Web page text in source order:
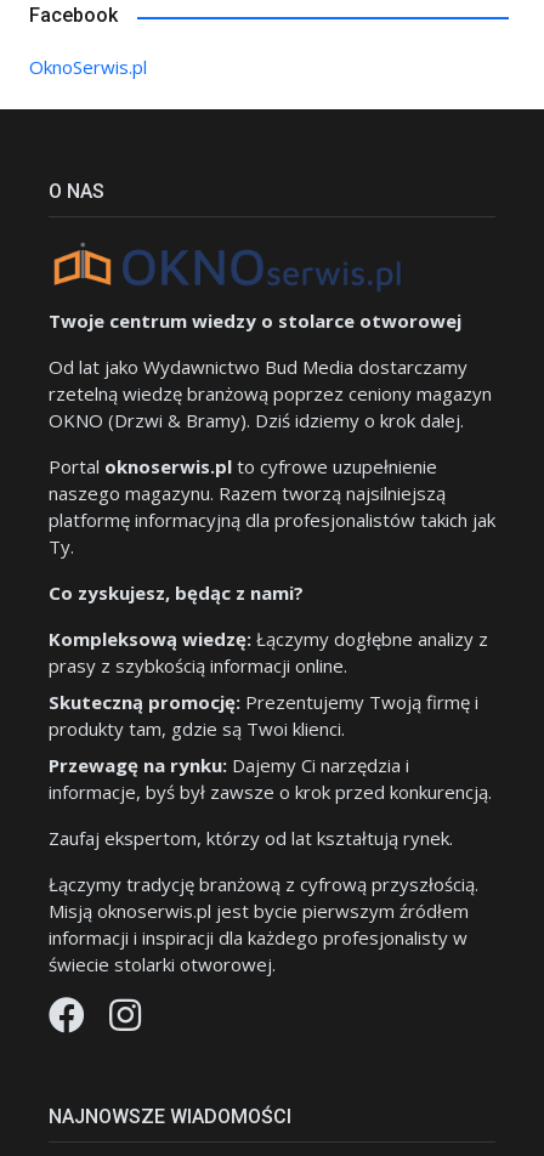
Facebook
OknoSerwis.pl
O NAS
Twoje centrum wiedzy o stolarce otworowej
Od lat jako Wydawnictwo Bud Media dostarczamy
rzetelną wiedzę branżową poprzez ceniony magazyn
OKNO (Drzwi & Bramy). Dziś idziemy o krok dalej.
Portal oknoserwis.pl to cyfrowe uzupełnienie
naszego magazynu. Razem tworzą najsilniejszą
platformę informacyjną dla profesjonalistów takich jak
Ty.
Co zyskujesz, będąc z nami?
Kompleksową wiedzę: Łączymy dogłębne analizy z
prasy z szybkością informacji online.
Skuteczną promocję: Prezentujemy Twoją firmę i
produkty tam, gdzie są Twoi klienci.
Przewagę na rynku: Dajemy Ci narzędzia i
informacje, byś był zawsze o krok przed konkurencją.
Zaufaj ekspertom, którzy od lat kształtują rynek.
Łączymy tradycję branżową z cyfrową przyszłością.
Misją oknoserwis.pl jest bycie pierwszym źródłem
informacji i inspiracji dla każdego profesjonalisty w
świecie stolarki otworowej.
NAJNOWSZE WIADOMOŚCI